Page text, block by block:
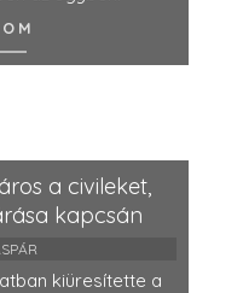
a civileket,
kapcsán
kiüresítette a